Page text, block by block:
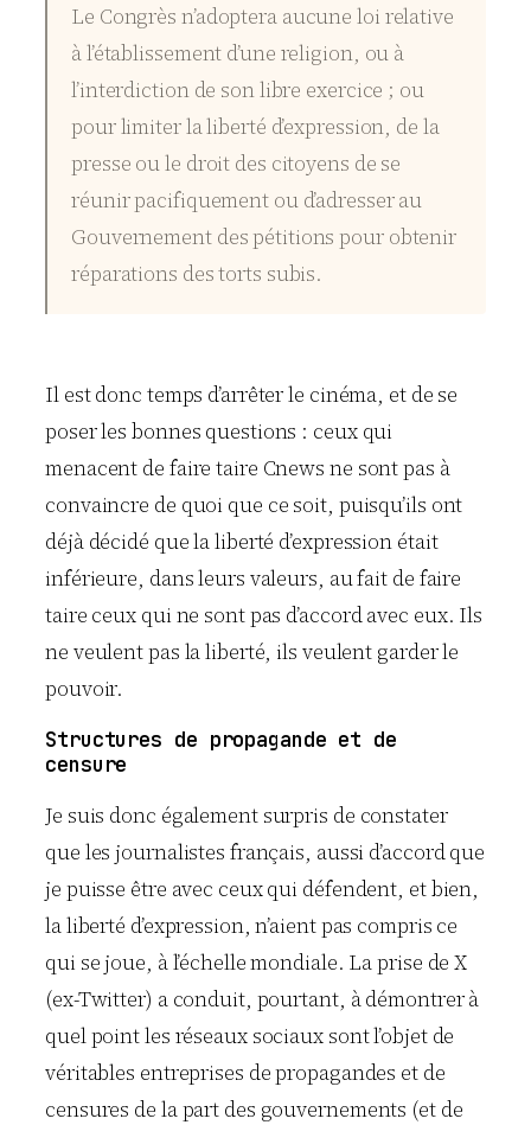
Le Congrès n’adoptera aucune loi relative
à l’établissement d’une religion, ou à
l’interdiction de son libre exercice ; ou
pour limiter la liberté d’expression, de la
presse ou le droit des citoyens de se
réunir pacifiquement ou d’adresser au
Gouvernement des pétitions pour obtenir
réparations des torts subis.
Il est donc temps d’arrêter le cinéma, et de se
poser les bonnes questions : ceux qui
menacent de faire taire Cnews ne sont pas à
convaincre de quoi que ce soit, puisqu’ils ont
déjà décidé que la liberté d’expression était
inférieure, dans leurs valeurs, au fait de faire
taire ceux qui ne sont pas d’accord avec eux. Ils
ne veulent pas la liberté, ils veulent garder le
pouvoir.
Structures de propagande et de
censure
Je suis donc également surpris de constater
que les journalistes français, aussi d’accord que
je puisse être avec ceux qui défendent, et bien,
la liberté d’expression, n’aient pas compris ce
qui se joue, à l’échelle mondiale. La prise de X
(ex-Twitter) a conduit, pourtant, à démontrer à
quel point les réseaux sociaux sont l’objet de
véritables entreprises de propagandes et de
censures de la part des gouvernements (et de